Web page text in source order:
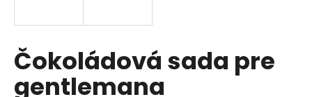
Čokoládová sada pre
gentlemana
s
ť
?